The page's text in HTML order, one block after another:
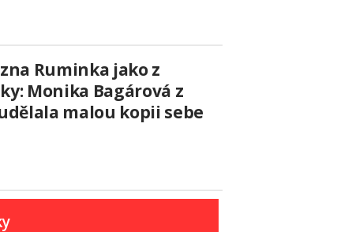
Ruminka jako z
Monika Bagárová z
malou kopii sebe